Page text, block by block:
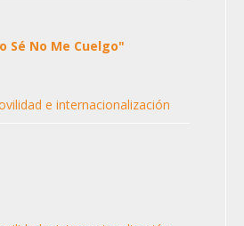
Sé No Me Cuelgo"
e internacionalización